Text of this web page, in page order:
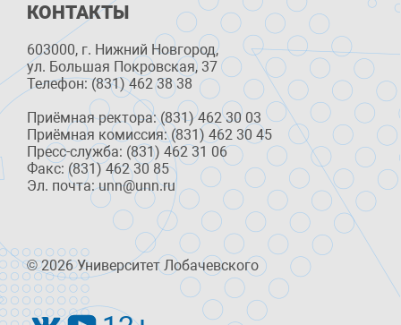
КОНТАКТЫ
603000, г. Нижний Новгород,
ул. Большая Покровская, 37
Телефон: (831) 462 38 38
Приёмная ректора: (831) 462 30 03
Приёмная комиссия: (831) 462 30 45
Пресс-служба: (831) 462 31 06
Факс: (831) 462 30 85
Эл. почта: unn@unn.ru
© 2026 Университет Лобачевского